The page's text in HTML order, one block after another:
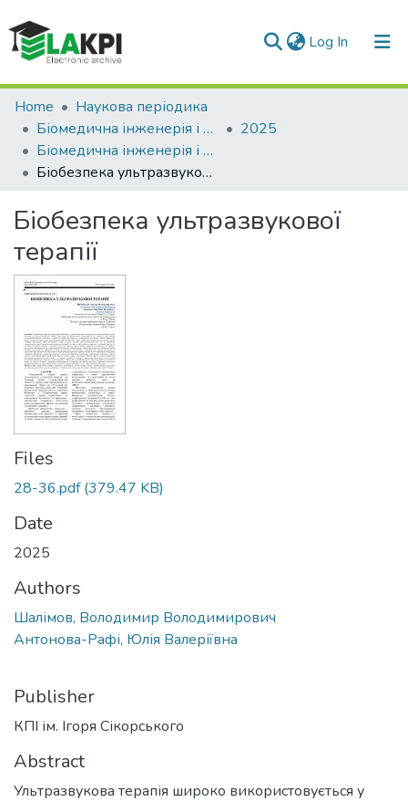
Log In (current)
Communities & Collections
All of DSpace
Statistics
Home
Наукова періодика
Біомедична інженерія і технологія
2025
Біомедична інженерія і технологія, Том 2, № 17: Біобезпека. Спецвипуск
Біобезпека ультразвукової терапії
Біобезпека ультразвукової
терапії
Files
28-36.pdf(379.47 KB)
Date
2025
Authors
Шалімов, Володимир Володимирович
Антонова-Рафі, Юлія Валеріївна
Publisher
КПІ ім. Ігоря Сікорського
Abstract
Ультразвукова терапія широко використовується у